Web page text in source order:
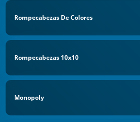
Rompecabezas De Colores
Rompecabezas 10x10
Monopoly